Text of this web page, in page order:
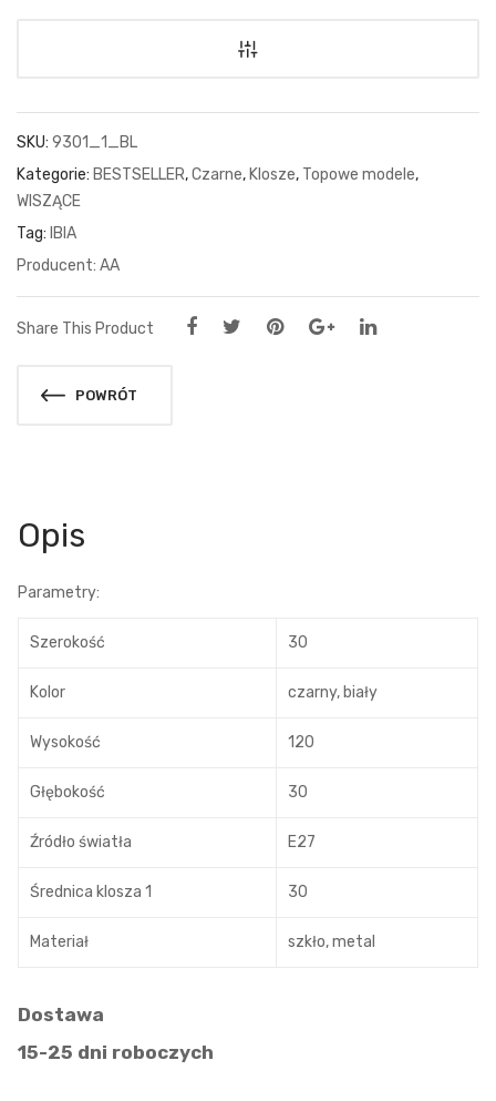
SKU: 9301_1_BL
Kategorie: BESTSELLER,Czarne, Klosze, Topowe modele,
WISZĄCE
Tag: IBIA
AA
Share This Product
POWRÓT
Opis
Parametry:
Szerokość 30
Kolor czarny, biały
Wysokość 120
Głębokość 30
Źródło światła E27
Średnica klosza 1 30
Materiał szkło, metal
Dostawa
15-25 dni roboczych